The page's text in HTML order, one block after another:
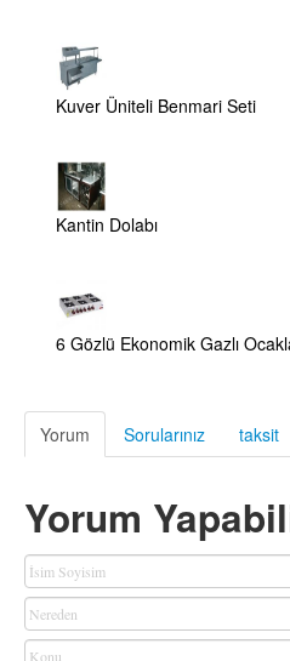
Kuver Üniteli Benmari Seti
Kantin Dolabı
6 Gözlü Ekonomik Gazlı
Yorum Sorularınız taksit
Yorum